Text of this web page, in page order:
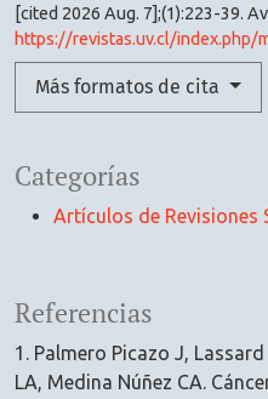
Categorías
Artículos de Revisiones
[cited 2026 Aug. 7];(1):223-39.
https://revistas.uv.cl/
Más formatos de cita
Referencias
1. Palmero Picazo J,
LA, Medina Núñez CA.